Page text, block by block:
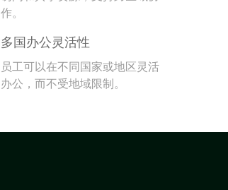
作。
多国办公灵活性
员工可以在不同国家或地区灵活
办公，而不受地域限制。